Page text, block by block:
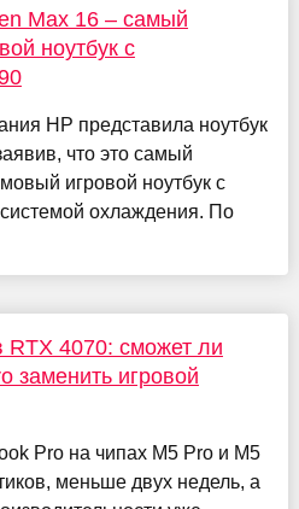
Max 16 – самый
ноутбук с
HP представила ноутбук
что это самый
игровой ноутбук с
охлаждения. По
RTX 4070: сможет ли
заменить игровой
Pro на чипах M5 Pro и M5
меньше двух недель, а